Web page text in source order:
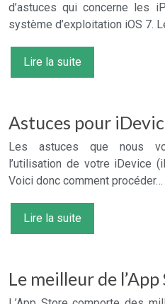
d’astuces qui concerne les
système d’exploitation iOS 7.
Lire la suite
Astuces pour
Les astuces que nous
l’utilisation de votre iDevice
Voici donc comment procéder…
Lire la suite
Le meilleur de